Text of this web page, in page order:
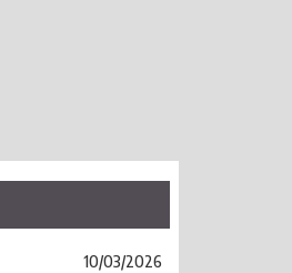
10/03/2026